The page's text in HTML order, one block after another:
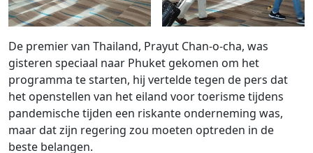
De premier van Thailand, Prayut Chan-o-cha, was
gisteren speciaal naar Phuket gekomen om het
programma te starten, hij vertelde tegen de pers dat
het openstellen van het eiland voor toerisme tijdens
pandemische tijden een riskante onderneming was,
maar dat zijn regering zou moeten optreden in de
beste belangen.